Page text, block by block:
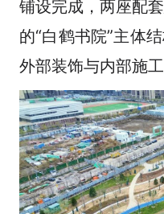
铺设完成，两座配
的“白鹤书院”主体
外部装饰与内部施工